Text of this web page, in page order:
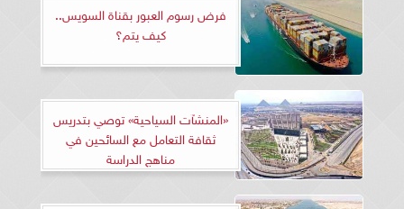
فرض رسوم العبور بقناة السويس..
كيف يتم؟
«المنشآت السياحية» توصي بتدريس
ثقافة التعامل مع السائحين في
مناهج الدراسة